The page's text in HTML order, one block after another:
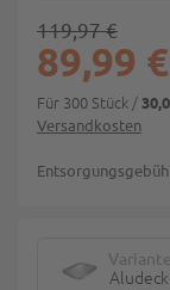
Versandkosten
89,99 €
119,97 €
Für 300 Stück /